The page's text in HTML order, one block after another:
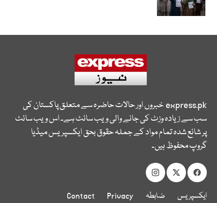
express.pkخبروں اور حالات حاضرہ سے متعلق پاکستان کی
سب سے زیادہ وزٹ کی جانے والی ویب سائٹ ہے۔ اس ویب سائٹ
پر شائع شدہ تمام مواد کے جملہ حقوق بحق ایکسپریس میڈیا
گروپ محفوظ ہیں۔
ایکسپریس ضابطہ Privacy
Contact